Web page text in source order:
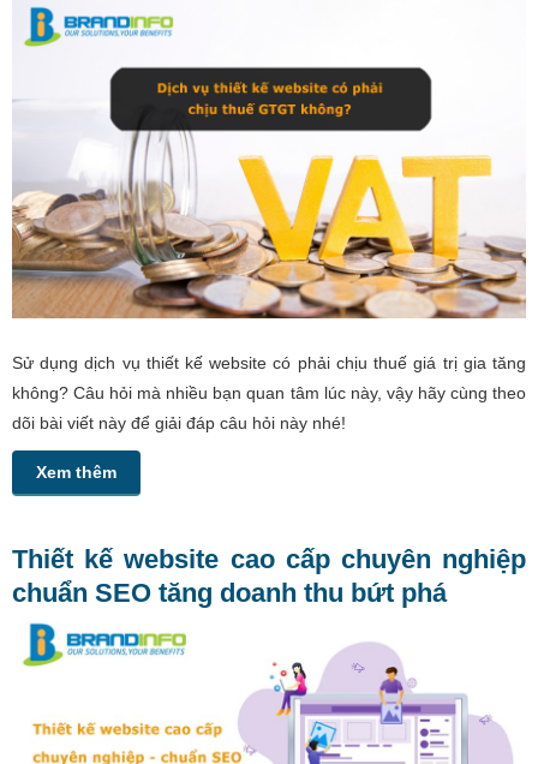
Sử dụng dịch vụ thiết kế website có phải chịu thuế giá trị gia tăng
không? Câu hỏi mà nhiều bạn quan tâm lúc này, vậy hãy cùng theo
dõi bài viết này để giải đáp câu hỏi này nhé!
Xem thêm
Thiết kế website cao cấp chuyên nghiệp
chuẩn SEO tăng doanh thu bứt phá